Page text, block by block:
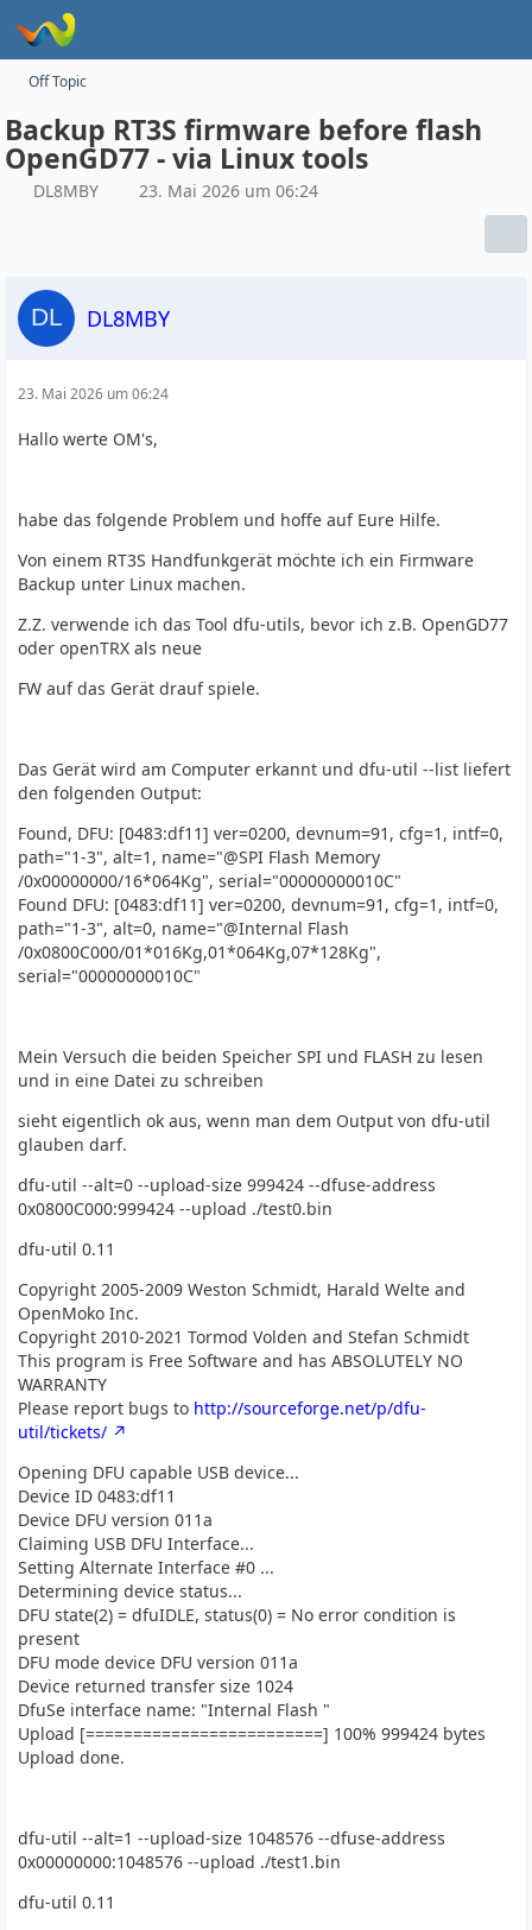
Off Topic
Backup RT3S firmware before flash
OpenGD77 - via Linux tools
DL8MBY 23. Mai 2026 um 06:24
DL8MBY
23. Mai 2026 um 06:24
Hallo werte OM's,
habe das folgende Problem und hoffe auf Eure Hilfe.
Von einem RT3S Handfunkgerät möchte ich ein Firmware
Backup unter Linux machen.
Z.Z. verwende ich das Tool dfu-utils, bevor ich z.B. OpenGD77
oder openTRX als neue
FW auf das Gerät drauf spiele.
Das Gerät wird am Computer erkannt und dfu-util --list liefert
den folgenden Output:
Found, DFU: [0483:df11] ver=0200, devnum=91, cfg=1, intf=0,
path="1-3", alt=1, name="@SPI Flash Memory
/0x00000000/16*064Kg", serial="00000000010C"
Found DFU: [0483:df11] ver=0200, devnum=91, cfg=1, intf=0,
path="1-3", alt=0, name="@Internal Flash
/0x0800C000/01*016Kg,01*064Kg,07*128Kg",
serial="00000000010C"
Mein Versuch die beiden Speicher SPI und FLASH zu lesen
und in eine Datei zu schreiben
sieht eigentlich ok aus, wenn man dem Output von dfu-util
glauben darf.
dfu-util --alt=0 --upload-size 999424 --dfuse-address
0x0800C000:999424 --upload ./test0.bin
dfu-util 0.11
Copyright 2005-2009 Weston Schmidt, Harald Welte and
OpenMoko Inc.
Copyright 2010-2021 Tormod Volden and Stefan Schmidt
This program is Free Software and has ABSOLUTELY NO
WARRANTY
Please report bugs to http://sourceforge.net/p/dfu-
util/tickets/
Opening DFU capable USB device...
Device ID 0483:df11
Device DFU version 011a
Claiming USB DFU Interface...
Setting Alternate Interface #0 ...
Determining device status...
DFU state(2) = dfuIDLE, status(0) = No error condition is
present
DFU mode device DFU version 011a
Device returned transfer size 1024
DfuSe interface name: "Internal Flash "
Upload [=========================] 100% 999424 bytes
Upload done.
dfu-util --alt=1 --upload-size 1048576 --dfuse-address
0x00000000:1048576 --upload ./test1.bin
dfu-util 0.11